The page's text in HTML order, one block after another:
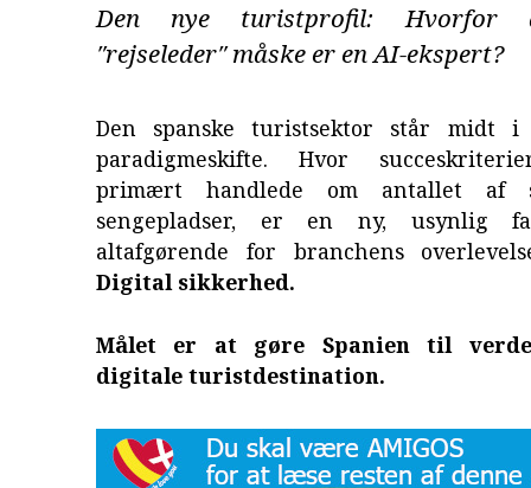
Den nye turistprofil: Hvorfor
″rejseleder″ måske er en AI-ekspert?
Den spanske turistsektor står midt
paradigmeskifte. Hvor
primært handlede om antallet af
sengepladser, er en ny, usynlig
altafgørende for branchens
Digital sikkerhed.
Målet er at gøre Spanien til
digitale turistdestination.